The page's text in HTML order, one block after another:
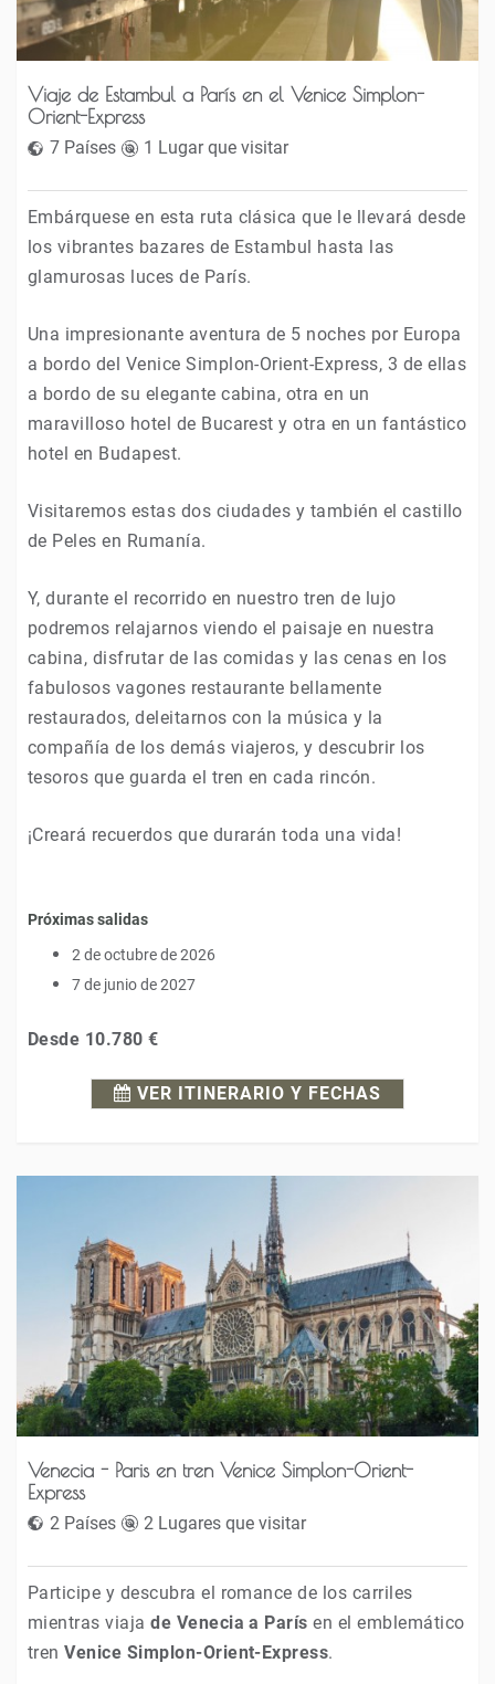
Viaje de Estambul a París en el Venice Simplon-
Orient-Express
7 Países 1 Lugar que visitar
Embárquese en esta ruta clásica que le llevará desde
los vibrantes bazares de Estambul hasta las
glamurosas luces de París.
Una impresionante aventura de 5 noches por Europa
a bordo del Venice Simplon-Orient-Express, 3 de ellas
a bordo de su elegante cabina, otra en un
maravilloso hotel de Bucarest y otra en un fantástico
hotel en Budapest.
Visitaremos estas dos ciudades y también el castillo
de Peles en Rumanía.
Y, durante el recorrido en nuestro tren de lujo
podremos relajarnos viendo el paisaje en nuestra
cabina, disfrutar de las comidas y las cenas en los
fabulosos vagones restaurante bellamente
restaurados, deleitarnos con la música y la
compañía de los demás viajeros, y descubrir los
tesoros que guarda el tren en cada rincón.
¡Creará recuerdos que durarán toda una vida!
Próximas salidas
2 de octubre de 2026
7 de junio de 2027
Desde 10.780 €
VER ITINERARIO Y FECHAS
Venecia - Paris en tren Venice Simplon-Orient-
Express
2 Países 2 Lugares que visitar
Participe y descubra el romance de los carriles
mientras viajade Venecia a París en el emblemático
trenVenice Simplon-Orient-Express.